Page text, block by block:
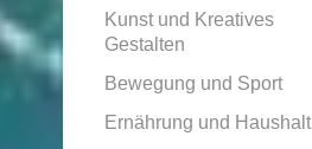
Kunst und Kreatives
Gestalten
Bewegung und Sport
Ernährung und Haushalt